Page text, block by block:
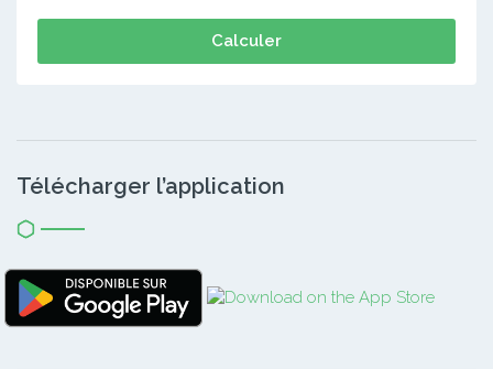
Calculer
Télécharger l’application